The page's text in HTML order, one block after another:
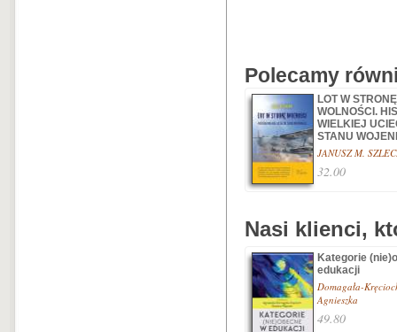
Polecamy
LOT W STRONĘ
WOLNOŚCI.
WIELKIEJ
STANU
JANUSZ M.
32.00
Nasi klienci,
Kategorie
edukacji
Domagała-
Agnieszka
49.80